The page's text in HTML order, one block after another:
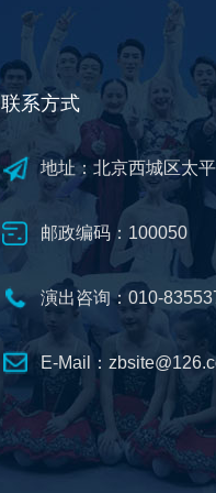
联系方式
地址：北京西城区太
邮政编码：100050
演出咨询：010-
E-Mail：